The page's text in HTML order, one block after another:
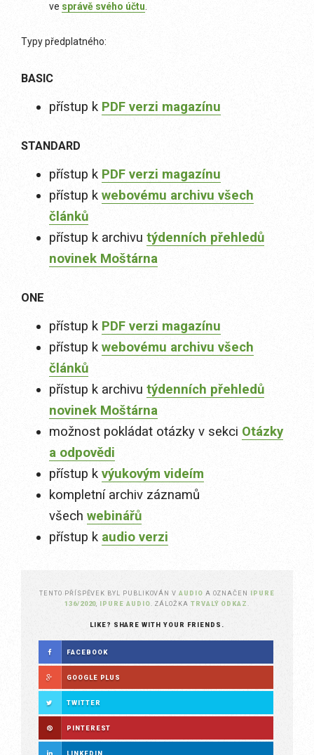
ve správě svého účtu
Typy předplatného:
BASIC
přístup k PDF verzi magazínu
STANDARD
přístup k PDF verzi magazínu
přístup k webovému archivu všech
článků
přístup k archivu týdenních přehledů
novinek Moštárna
ONE
přístup k PDF verzi magazínu
přístup k webovému archivu všech
článků
přístup k archivu týdenních přehledů
novinek Moštárna
možnost pokládat otázky v sekci Otázky
a odpovědi
přístup k výukovým videím
kompletní archiv záznamů
všech webinářů
přístup k audio verzi
TENTO PŘÍSPĚVEK BYL PUBLIKOVÁN VAUDIO A OZNAČEN IPURE
136/2020 IPURE AUDIO . ZÁLOŽKA TRVALÝ ODKAZ
LIKE? SHARE WITH YOUR FRIENDS.
FACEBOOK
GOOGLE PLUS
TWITTER
PINTEREST
LINKEDIN